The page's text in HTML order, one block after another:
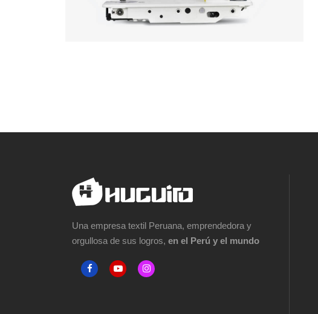
Una empresa textil Peruana, emprendedora y
orgullosa de sus logros, en el Perú y el mundo